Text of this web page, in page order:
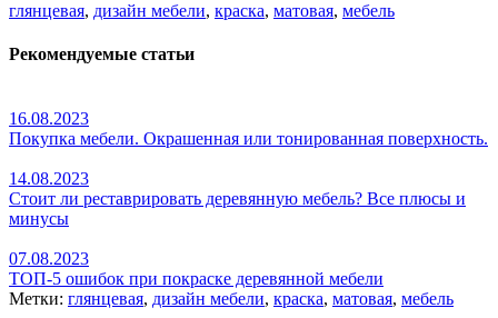
глянцевая, дизайн мебели, краска, матовая, мебель
Рекомендуемые статьи
16.08.2023
Покупка мебели. Окрашенная или тонированная поверхность.
14.08.2023
Стоит ли реставрировать деревянную мебель? Все плюсы и
минусы
07.08.2023
ТОП-5 ошибок при покраске деревянной мебели
Метки: глянцевая, дизайн мебели, краска, матовая, мебель